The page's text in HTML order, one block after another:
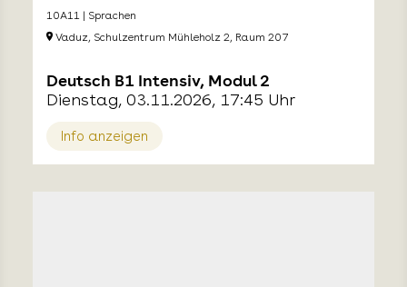
10A11 | Sprachen
Vaduz, Schulzentrum Mühleholz 2, Raum 207
Deutsch B1 Intensiv, Modul 2
Dienstag, 03.11.2026, 17:45 Uhr
Info anzeigen